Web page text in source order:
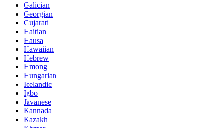
Galician
Georgian
Gujarati
Haitian
Hausa
Hawaiian
Hebrew
Hmong
Hungarian
Icelandic
Igbo
Javanese
Kannada
Kazakh